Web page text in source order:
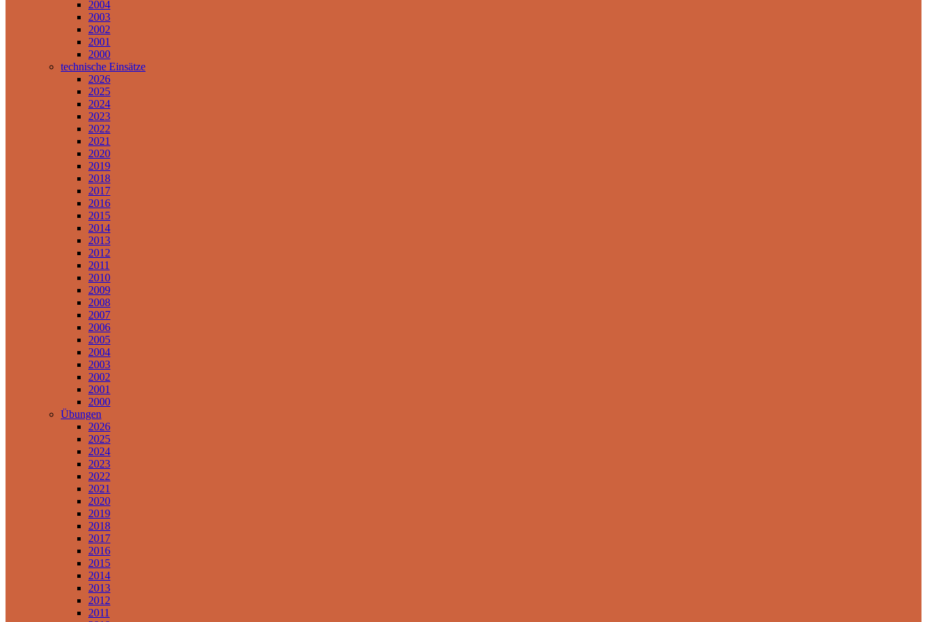
2004
2003
2002
2001
2000
technische Einsätze
2026
2025
2024
2023
2022
2021
2020
2019
2018
2017
2016
2015
2014
2013
2012
2011
2010
2009
2008
2007
2006
2005
2004
2003
2002
2001
2000
Übungen
2026
2025
2024
2023
2022
2021
2020
2019
2018
2017
2016
2015
2014
2013
2012
2011